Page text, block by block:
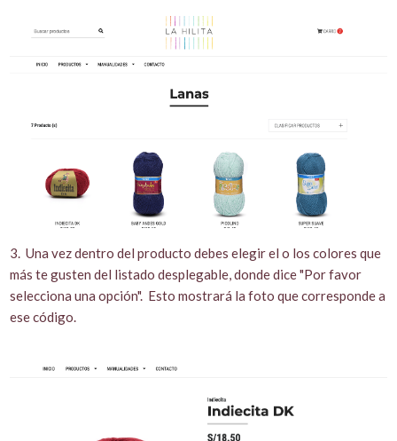
3. Una vez dentro del producto debes elegir el o los colores que
más te gusten del listado desplegable, donde dice "Por favor
selecciona una opción". Esto mostrará la foto que corresponde a
ese código.